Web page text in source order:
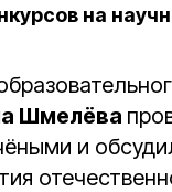
на
Шмелёва
и